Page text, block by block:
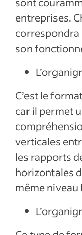
entreprises.
correspondra
son
C’est le
car il permet
verticales
les rapports
horizontales
même